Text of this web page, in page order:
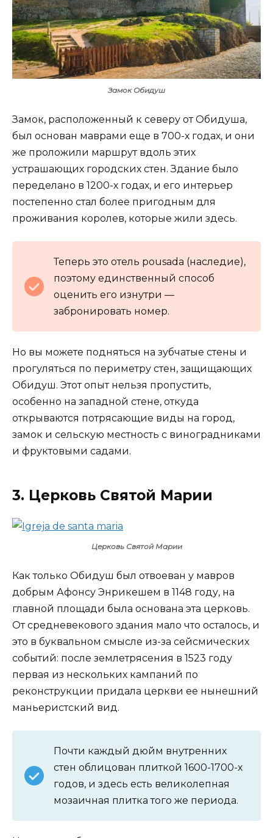
Замок Обидуш
Замок, расположенный к северу от Обидуша,
был основан маврами еще в 700-х годах, и они
же проложили маршрут вдоль этих
устрашающих городских стен. Здание было
переделано в 1200-х годах, и его интерьер
постепенно стал более пригодным для
проживания королев, которые жили здесь.
Теперь это отель pousada (наследие),
поэтому единственный способ
оценить его изнутри —
забронировать номер.
Но вы можете подняться на зубчатые стены и
прогуляться по периметру стен, защищающих
Обидуш. Этот опыт нельзя пропустить,
особенно на западной стене, откуда
открываются потрясающие виды на город,
замок и сельскую местность с виноградниками
и фруктовыми садами.
3. Церковь Святой Марии
Церковь Святой Марии
Как только Обидуш был отвоеван у мавров
добрым Афонсу Энрикешем в 1148 году, на
главной площади была основана эта церковь.
От средневекового здания мало что осталось, и
это в буквальном смысле из-за сейсмических
событий: после землетрясения в 1523 году
первая из нескольких кампаний по
реконструкции придала церкви ее нынешний
маньеристский вид.
Почти каждый дюйм внутренних
стен облицован плиткой 1600-1700-х
годов, и здесь есть великолепная
мозаичная плитка того же периода.